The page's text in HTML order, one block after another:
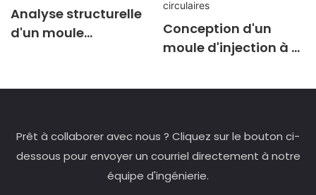
Analyse structurelle
d'un moule
compressible
Conception d'un
moule d'injection à 3
pliable pour contre-
Prêt à collaborer avec nous ? Cliquez sur le bouton ci-
dessous pour envoyer un courriel directement à notre
équipe d'ingénierie.